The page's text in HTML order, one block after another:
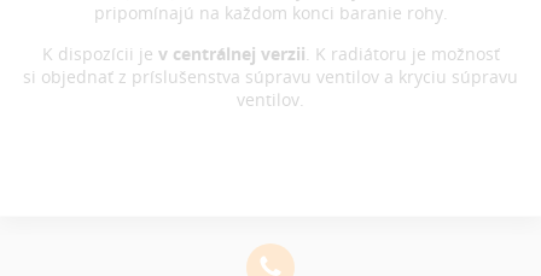
pripomínajú na každom konci baranie rohy.
K dispozícii je v centrálnej verzii . K radiátoru je možnosť
si objednať z príslušenstva súpravu ventilov a kryciu súpravu
ventilov.